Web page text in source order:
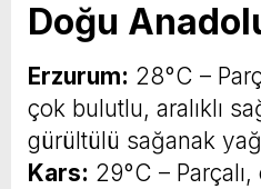
Doğu
Erzurum: 28°C –
çok bulutlu, aralıklı
gürültülü sağanak
Kars: 29°C –